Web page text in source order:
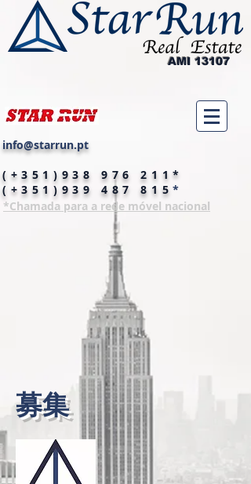
AMI 13107
info@starrun.pt
(+351)938 976 211*
(+351)939 487 81 5*
*Chamada para a rede móvel nacional
募集